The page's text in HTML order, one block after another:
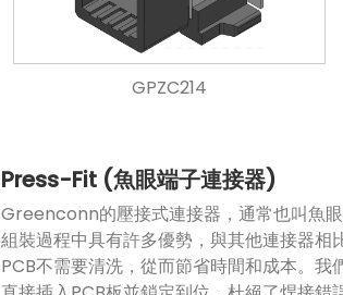
GPZC214
Press-Fit (魚眼端子連接器)
Greenconn的壓接式連接器，通常也叫魚
組裝過程中具有許多優勢，與其他連接器相
PCB不需要清洗，從而節省時間和成本。